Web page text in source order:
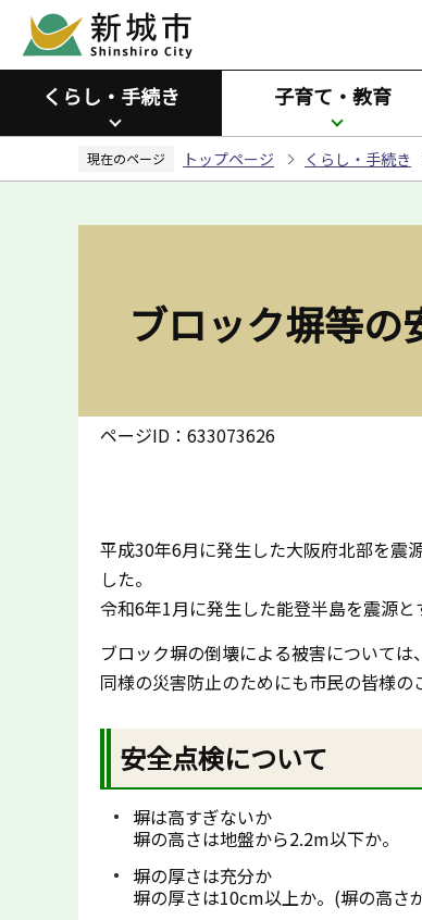
ペ
ジ
先
くらし・手続き 子育て・教育
現在のページ トップページ くらし・手続き
ブロック塀等の
ページID：633073626
平成30年6月に発生した大阪府北部を震
した。
令和6年1月に発生した能登半島を震源
ブロック塀の倒壊による被害については
同様の災害防止のためにも市民の皆様の
安全点検について
塀は高すぎないか
塀の高さは地盤から2.2m以下か。
塀の厚さは充分か
塀の厚さは10cm以上か。(塀の高